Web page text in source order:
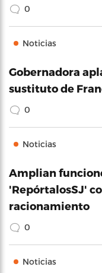
0
Noticias
Gobernadora
sustituto de
0
Noticias
Amplian
'RepórtalosSJ'
racionamiento
0
Noticias